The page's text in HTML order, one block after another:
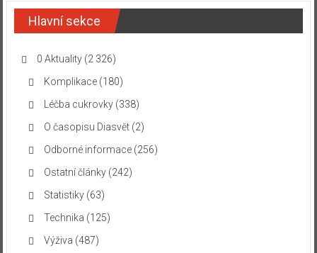
Hlavní sekce
0 Aktuality(2 326)
Komplikace(180)
Léčba cukrovky(338)
O časopisu Diasvět(2)
Odborné informace(256)
Ostatní články(242)
Statistiky(63)
Technika (125)
Výživa (487)